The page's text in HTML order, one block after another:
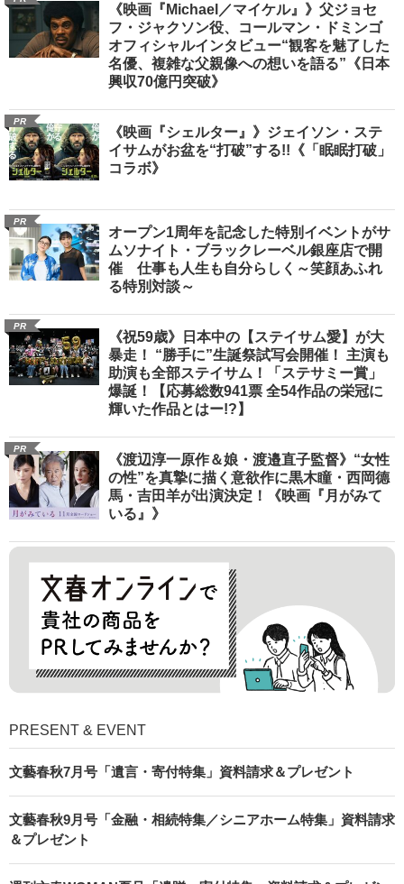
《映画『Michael／マイケル』》父ジョセ
フ・ジャクソン役、コールマン・ドミンゴ
オフィシャルインタビュー“観客を魅了した
名優、複雑な父親像への想いを語る”《日本
興収70億円突破》
PR
《映画『シェルター』》ジェイソン・ステ
イサムがお盆を“打破”する!!《「眠眠打破」
コラボ》
PR
オープン1周年を記念した特別イベントがサ
ムソナイト・ブラックレーベル銀座店で開
催 仕事も人生も自分らしく～笑顔あふれ
る特別対談～
PR
《祝59歳》日本中の【ステイサム愛】が大
暴走！ “勝手に”生誕祭試写会開催！ 主演も
助演も全部ステイサム！「ステサミー賞」
爆誕！【応募総数941票 全54作品の栄冠に
輝いた作品とはー!?】
PR
《渡辺淳一原作＆娘・渡邉直子監督》“女性
の性”を真摯に描く意欲作に黒木瞳・西岡德
馬・吉田羊が出演決定！《映画『月がみて
いる』》
PRESENT & EVENT
文藝春秋7月号「遺言・寄付特集」資料請求＆プレゼント
文藝春秋9月号「金融・相続特集／シニアホーム特集」資料請求
＆プレゼント